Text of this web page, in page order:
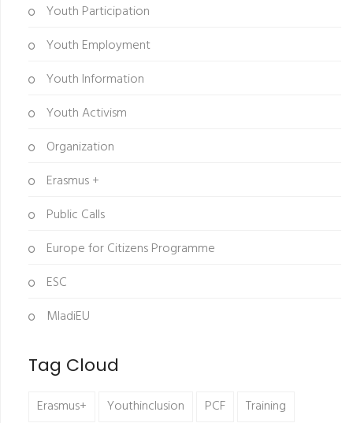
Youth Participation
Youth Employment
Youth Information
Youth Activism
Organization
Erasmus +
Public Calls
Europe for Citizens Programme
ESC
MladiEU
Tag Cloud
Erasmus+ Youthinclusion PCF
Training